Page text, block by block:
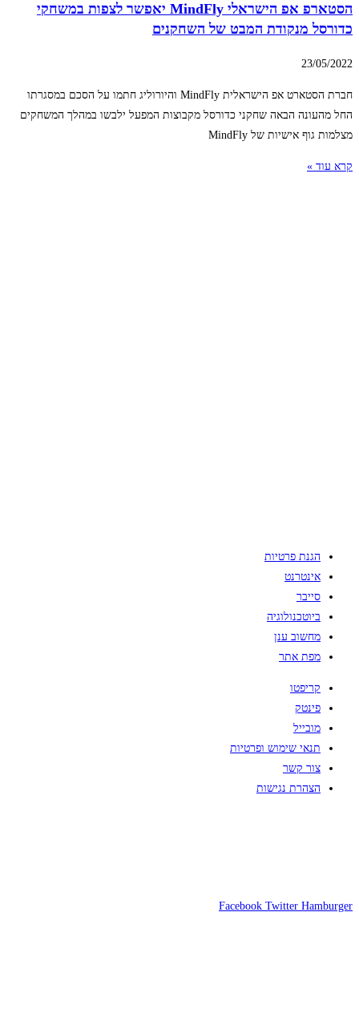
הסטארפ אפ הישראלי MindFly יאפשר לצפות במשחקי
כדורסל מנקודת המבט של השחקנים
23/05/2022
חברת הסטארט אפ הישראלית MindFly והיורוליג חתמו על הסכם במסגרתו
החל מהעונה הבאה שחקני כדורסל מקבוצות המפעל ילבשו במהלך המשחקים
מצלמות גוף אישיות של MindFly
קרא עוד »
הגנת פרטיות
אינטרנט
סייבר
ביוטכנולוגיה
מחשוב ענן
מפת אתר
קריפטו
פינטק
מובייל
תנאי שימוש ופרטיות
צור קשר
הצהרת נגישות
Facebook Twitter Hamburger